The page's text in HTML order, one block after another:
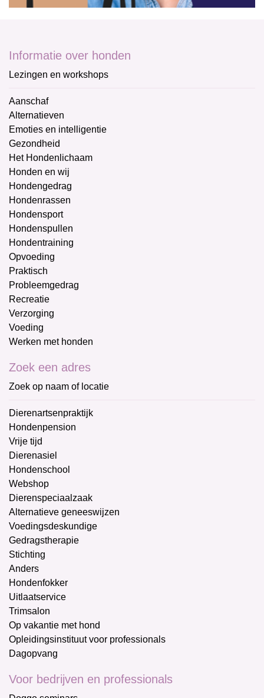
Informatie over honden
Lezingen en workshops
Aanschaf
Alternatieven
Emoties en intelligentie
Gezondheid
Het Hondenlichaam
Honden en wij
Hondengedrag
Hondenrassen
Hondensport
Hondenspullen
Hondentraining
Opvoeding
Praktisch
Probleemgedrag
Recreatie
Verzorging
Voeding
Werken met honden
Zoek een adres
Zoek op naam of locatie
Dierenartsenpraktijk
Hondenpension
Vrije tijd
Dierenasiel
Hondenschool
Webshop
Dierenspeciaalzaak
Alternatieve geneeswijzen
Voedingsdeskundige
Gedragstherapie
Stichting
Anders
Hondenfokker
Uitlaatservice
Trimsalon
Op vakantie met hond
Opleidingsinstituut voor professionals
Dagopvang
Voor bedrijven en professionals